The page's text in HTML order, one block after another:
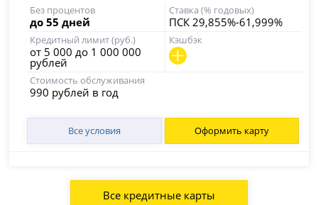
Без процентов
до 55 дней
Ставка (% годовых)
ПСК 29,855%-61,999%
Кредитный лимит (руб.)
от 5 000 до 1 000 000
рублей
Кэшбэк
Стоимость обслуживания
990 рублей в год
Все условия Оформить карту
Все кредитные карты